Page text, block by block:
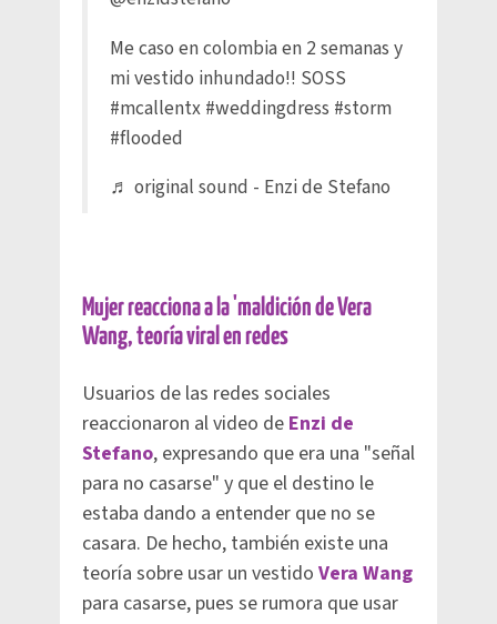
Me caso en colombia en 2 semanas y
mi vestido inhundado!! SOSS
#mcallentx #weddingdress #storm
#flooded
♬ original sound - Enzi de Stefano
Mujer reacciona a la 'maldición de Vera
Wang, teoría viral en redes
Usuarios de las redes sociales
reaccionaron al video de Enzi de
Stefano, expresando que era una "señal
para no casarse" y que el destino le
estaba dando a entender que no se
casara. De hecho, también existe una
teoría sobre usar un vestido Vera Wang
para casarse, pues se rumora que usar